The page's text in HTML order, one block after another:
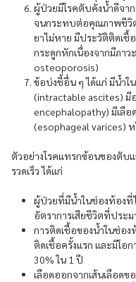
ผู้ป่วยมีโรคตับคั่งน้ำดีจา
จนกระทบต่อคุณภาพชีวิต
ยาไม่หาย มีประวัติติดเชื้
กระดูกหักเนื่องจากมีภา
osteoporosis)
ข้อบ่งชี้อื่น ๆ ได้แก่ มีน้ำ
(intractable ascites) มี
encephalopathy) มีเลื
(esophageal varices)
ตัวอย่างโรคแทรกซ้อนของตับแ
รวดเร็ว ได้แก่
ผู้ป่วยที่มีน้ำในช่องท้องที่
อัตราการเสียชีวิตที่ประ
การติดเชื้อของน้ำในช่อง
ติดเชื้อครั้งแรก และมีโอ
30% ใน 1 ปี
เลือดออกจากเส้นเลือดข